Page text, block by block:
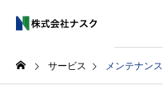
サービス メンテナンス